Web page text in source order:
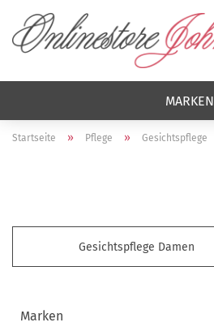
MARKEN
Startseite » Pflege » Gesichtspflege
Gesichtspflege Damen
Marken